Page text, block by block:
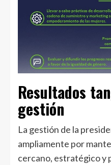
Resultados
gestión
La gestión de la
ampliamente por
cercano, estratégico y